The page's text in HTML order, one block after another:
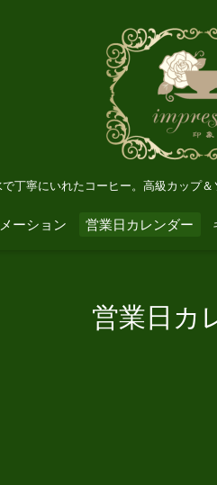
丁寧にいれたコーヒー。高級カップ
ーション 営業日カレンダー
営業日カ